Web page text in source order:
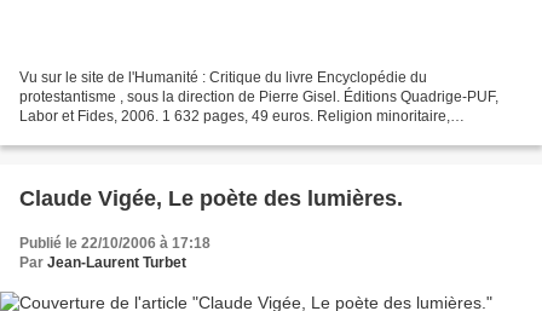
Vu sur le site de l'Humanité : Critique du livre Encyclopédie du
protestantisme , sous la direction de Pierre Gisel. Éditions Quadrige-PUF,
Labor et Fides, 2006. 1 632 pages, 49 euros. Religion minoritaire,
Claude Vigée, Le poète des lumières.
Publié le 22/10/2006 à 17:18
Par Jean-Laurent Turbet